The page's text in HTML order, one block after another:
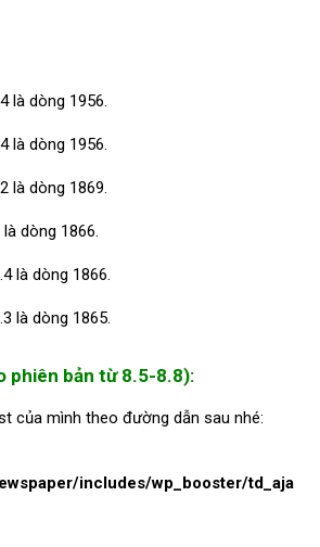
là dòng 1956.
là dòng 1956.
là dòng 1869.
dòng 1866.
là dòng 1866.
là dòng 1865.
phiên bản từ 8.5-8.8):
của mình theo đường dẫn sau nhé:
includes/wp_booster/td_aja